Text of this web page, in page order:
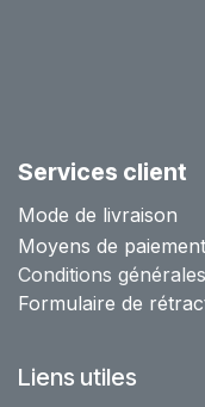
Services client
Mode de livraison
Moyens de paiement
Conditions
Formulaire de
Liens utiles